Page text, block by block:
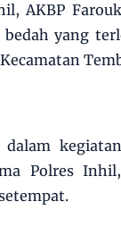
AKBP
yang
Polres